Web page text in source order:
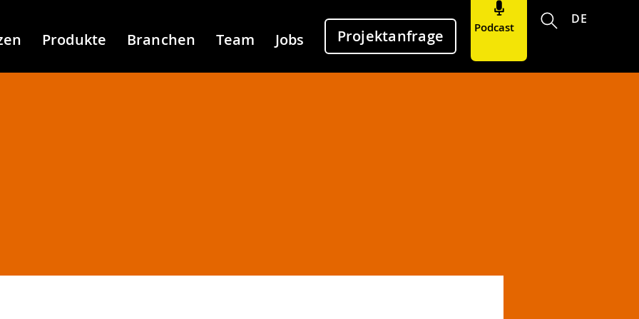
Produkte Branchen Team Jobs Projektanfrage Podcast
DE